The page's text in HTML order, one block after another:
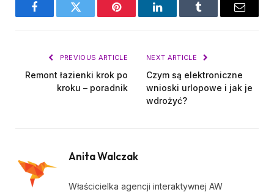
FacebookTwitter Pinterest LinkedInTumblr Email
PREVIOUS ARTICLE
Remont łazienki krok po
kroku – poradnik
NEXT ARTICLE
Czym są elektroniczne
wnioski urlopowe i jak je
wdrożyć?
Anita Walczak
Właścicielka agencji interaktywnej AW